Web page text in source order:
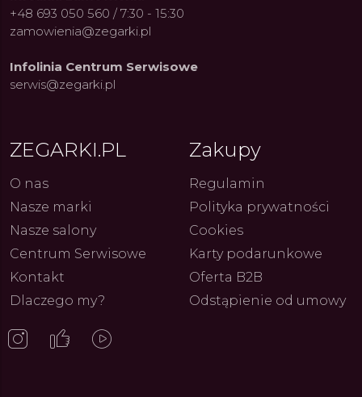
27.07.2026
kolekcji zegarków
ZEGARKI.PL 4.08.2026
+48 693 050 560 / 7:30 - 15:30
zamowienia@zegarki.pl
Infolinia Centrum Serwisowe
serwis@zegarki.pl
ZEGARKI.PL
O nas
Nasze marki
Nasze salony
Centrum Serwisowe
Kontakt
Dlaczego my?
Zakupy
Regulamin
Polityka prywatności
Cookies
Karty podarunkowe
Oferta B2B
Odstąpienie od umowy